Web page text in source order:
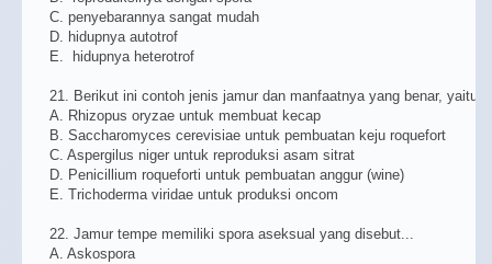
C. penyebarannya sangat mudah
D. hidupnya autotrof
E. hidupnya heterotrof
21. Berikut ini contoh jenis jamur dan manfaatnya yang benar, yaitu...
A. Rhizopus oryzae untuk membuat kecap
B. Saccharomyces cerevisiae untuk pembuatan keju roquefort
C. Aspergilus niger untuk reproduksi asam sitrat
D. Penicillium roqueforti untuk pembuatan anggur (wine)
E. Trichoderma viridae untuk produksi oncom
22. Jamur tempe memiliki spora aseksual yang disebut...
A. Askospora